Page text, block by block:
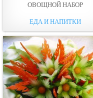
ОВОЩНОЙ НАБОР
ЕДА И НАПИТКИ